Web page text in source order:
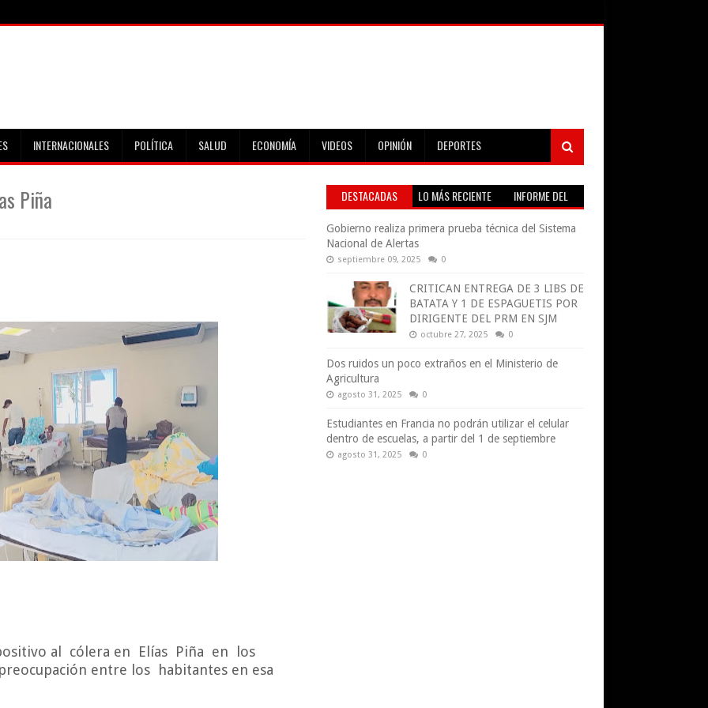
INTERNACIONALES POLÍTICA SALUD ECONOMÍA VIDEOS OPINIÓN DEPORTES
Piña
al cólera en Elías Piña en
los
entre los
habitantes en esa
DESTACADAS LO MÁS RECIENTE
INFORME DEL
Gobierno realiza primera prueba técnica del Sistema
Nacional de Alertas
septiembre 09, 2025 0
CRITICAN ENTREGA DE 3 LIBS DE
BATATA Y 1 DE ESPAGUETIS POR
DIRIGENTE DEL PRM EN SJM
octubre 27, 2025 0
Dos ruidos un poco extraños en el Ministerio de
Agricultura
agosto 31, 2025 0
Estudiantes en Francia no podrán utilizar el celular
dentro de escuelas, a partir del 1 de septiembre
agosto 31, 2025 0